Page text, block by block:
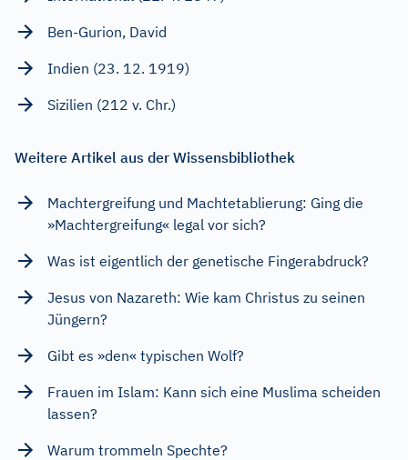
Ben-Gurion, David
Indien (23. 12. 1919)
Sizilien (212 v. Chr.)
Weitere Artikel aus der Wissensbibliothek
Machtergreifung und Machtetablierung: Ging die
»Machtergreifung« legal vor sich?
Was ist eigentlich der genetische Fingerabdruck?
Jesus von Nazareth: Wie kam Christus zu seinen
Jüngern?
Gibt es »den« typischen Wolf?
Frauen im Islam: Kann sich eine Muslima scheiden
lassen?
Warum trommeln Spechte?